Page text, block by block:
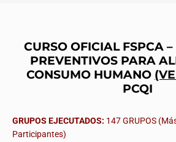
CURSO OFICIAL FSPCA
PREVENTIVOS PARA
CONSUMO HUMANO
PCQI
GRUPOS EJECUTADOS: 147 GRUPOS
Participantes)